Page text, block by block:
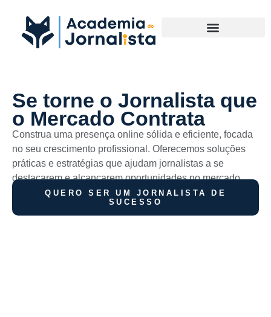
Se torne o Jornalista que
o Mercado Contrata
Construa uma presença online sólida e eficiente, focada
no seu crescimento profissional. Oferecemos soluções
práticas e estratégias que ajudam jornalistas a se
destacarem e alcançarem oportunidades no mercado.
QUERO SER UM JORNALISTA DE
SUCESSO